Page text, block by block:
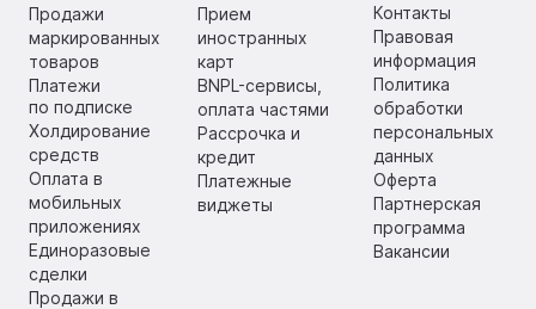
Продажи
маркированных
товаров
Платежи
по подписке
Холдирование
средств
Оплата в
мобильных
приложениях
Единоразовые
сделки
Продажи в
Прием
иностранных
карт
BNPL-сервисы,
оплата частями
Рассрочка и
кредит
Платежные
виджеты
Контакты
Правовая
информация
Политика
обработки
персональных
данных
Оферта
Партнерская
программа
Вакансии